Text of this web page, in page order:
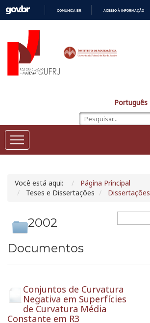
COMUNICA BR ACESSO À INFORMAÇÃO
Português
Você está aqui:
Página Principal
Teses e Dissertações
Dissertações
2002
Documentos
Conjuntos de Curvatura
Negativa em Superfícies
de Curvatura Média
Constante em R3